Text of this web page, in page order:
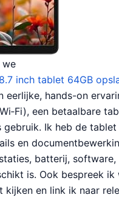
we
inch tablet 64GB
hands-on
een betaalbare
Ik heb de
en
batterij,
is. Ook bespreek
kijken en link ik naar